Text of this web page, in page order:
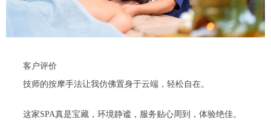
客户评价
技师的按摩手法让我仿佛置身于云端，轻松自在。
这家SPA真是宝藏，环境静谧，服务贴心周到，体验绝佳。